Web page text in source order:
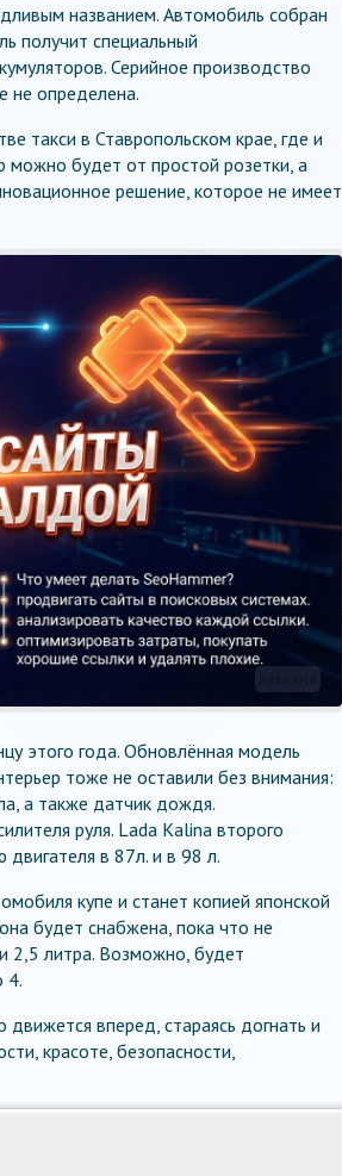
названием. Автомобиль собран
получит специальный
Серийное производство
не определена.
такси в Ставропольском крае, где и
можно будет от простой розетки, а
решение, которое не имеет
этого года. Обновлённая модель
тоже не оставили без внимания:
а также датчик дождя.
руля. Lada Kalina второго
в 87л. и в 98 л.
купе и станет копией японской
будет снабжена, пока что не
2,5 литра. Возможно, будет
4.
вперед, стараясь догнать и
красоте, безопасности,